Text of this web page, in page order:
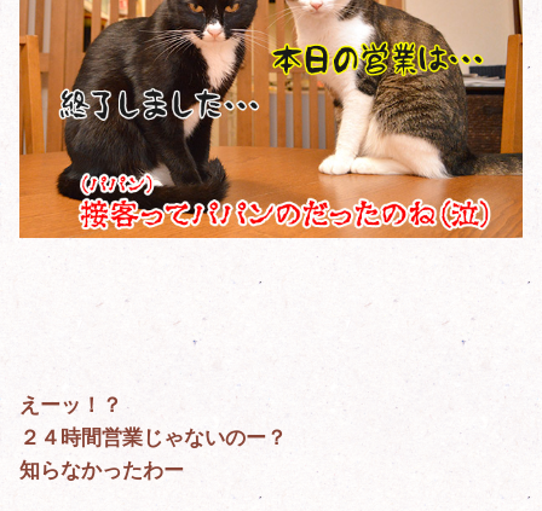
えーッ！？
２４時間営業じゃないのー？
知らなかったわー